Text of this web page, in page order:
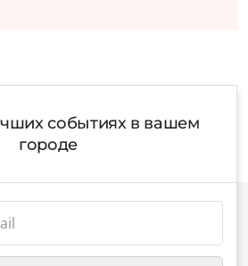
событиях в вашем
городе